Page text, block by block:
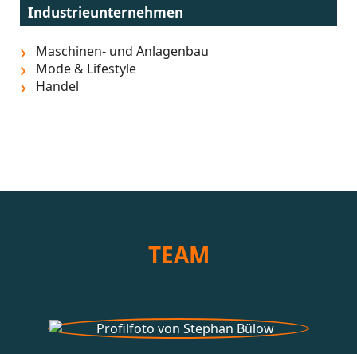
Industrieunternehmen
Maschinen- und Anlagenbau
Mode & Lifestyle
Handel
TEAM